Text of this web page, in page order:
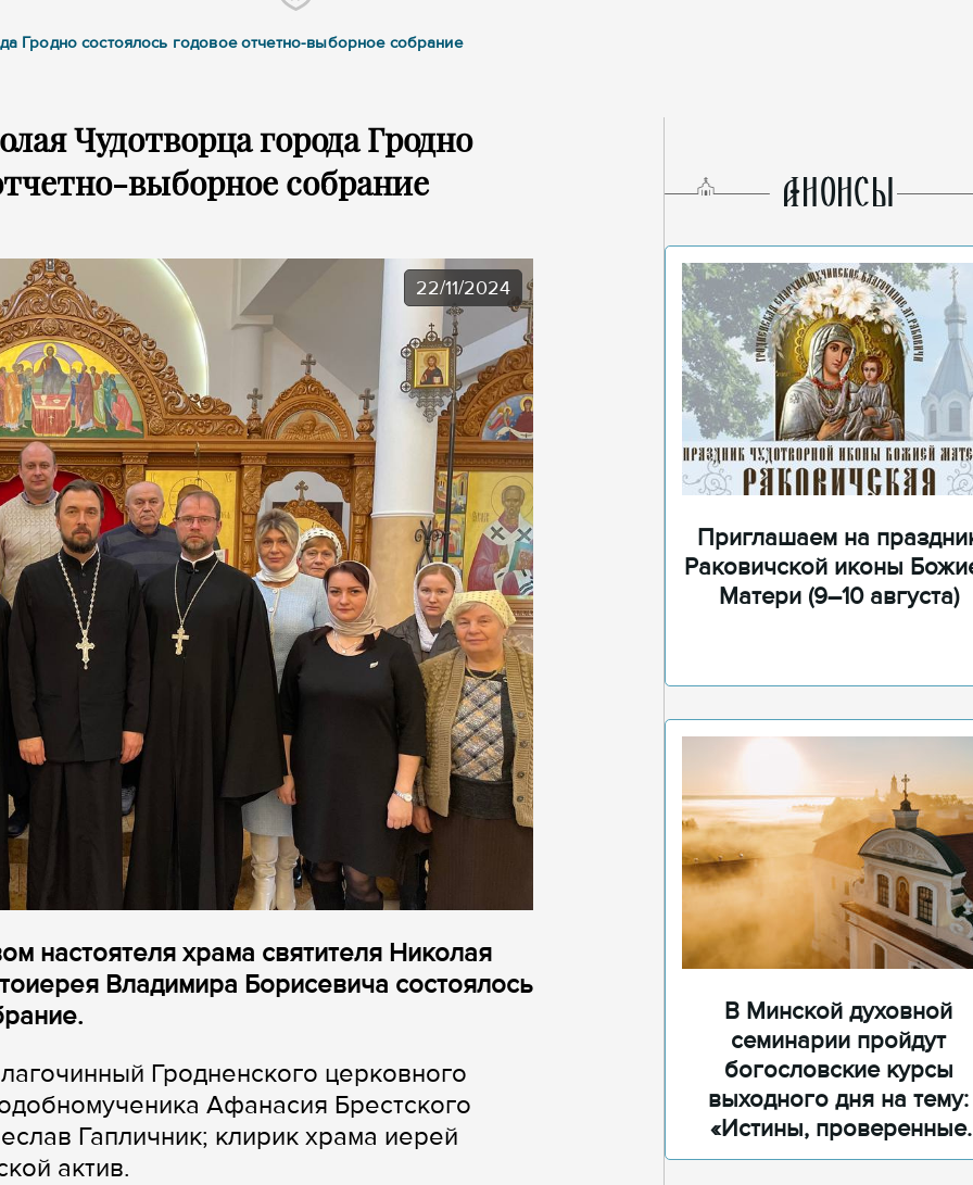
Гродно состоялось годовое отчетно-выборное собрание
Чудотворца города Гродно
выборное собрание
22/11/2024
настоятеля храма святителя Николая
Владимира Борисевича состоялось
Гродненского церковного
Афанасия Брестского
Гапличник; клирик храма иерей
актив.
AНОНСЫ
Приглашаем на
Раковичской иконы
Матери (9–10 августа)
В Минской духовной
семинарии пройдут
богословские курсы
выходного дня на тему:
«Истины, проверенные
временем»